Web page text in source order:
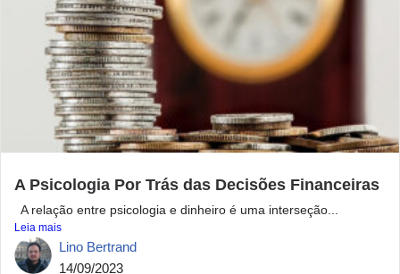
A Psicologia Por Trás das Decisões Financeiras
A relação entre psicologia e dinheiro é uma interseção...
Leia mais
Lino Bertrand
14/09/2023